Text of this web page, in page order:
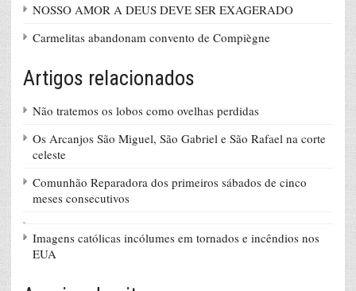
NOSSO AMOR A DEUS DEVE SER EXAGERADO
Carmelitas abandonam convento de Compiègne
Artigos relacionados
Não tratemos os lobos como ovelhas perdidas
Os Arcanjos São Miguel, São Gabriel e São Rafael na corte
celeste
Comunhão Reparadora dos primeiros sábados de cinco
meses consecutivos
Imagens católicas incólumes em tornados e incêndios nos
EUA